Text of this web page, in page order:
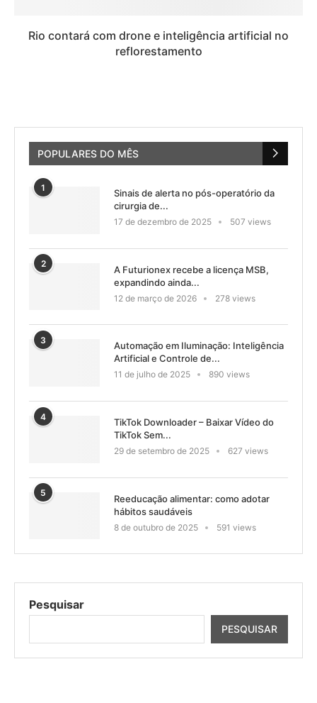
Rio contará com drone e inteligência artificial no
reflorestamento
POPULARES DO MÊS
1
Sinais de alerta no pós-operatório da
cirurgia de...
17 de dezembro de 2025 507 views
2
A Futurionex recebe a licença MSB,
expandindo ainda...
12 de março de 2026 278 views
3
Automação em Iluminação: Inteligência
Artificial e Controle de...
11 de julho de 2025 890 views
4
TikTok Downloader – Baixar Vídeo do
TikTok Sem...
29 de setembro de 2025 627 views
5
Reeducação alimentar: como adotar
hábitos saudáveis
8 de outubro de 2025 591 views
Pesquisar
PESQUISAR